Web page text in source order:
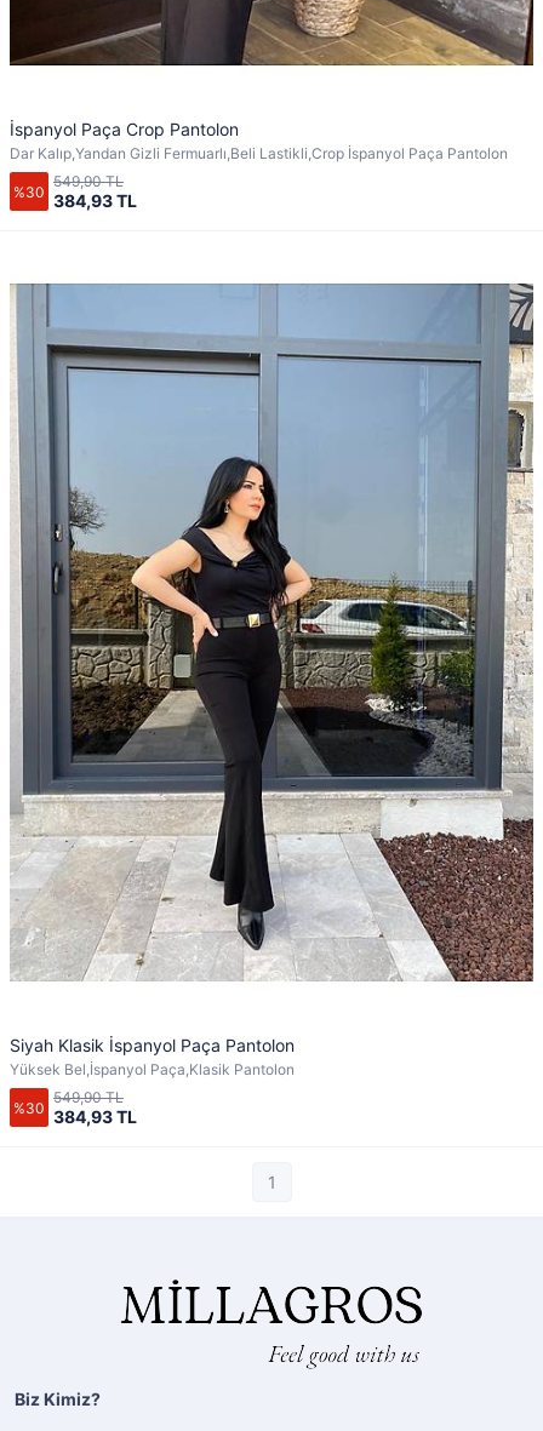
İspanyol Paça Crop Pantolon
Dar Kalıp,Yandan Gizli Fermuarlı,Beli Lastikli,Crop İspanyol Paça Pantolon
%30 384,93 TL
549,90 TL
Siyah Klasik İspanyol Paça Pantolon
Yüksek Bel,İspanyol Paça,Klasik Pantolon
%30 384,93 TL
549,90 TL
1
Biz Kimiz?